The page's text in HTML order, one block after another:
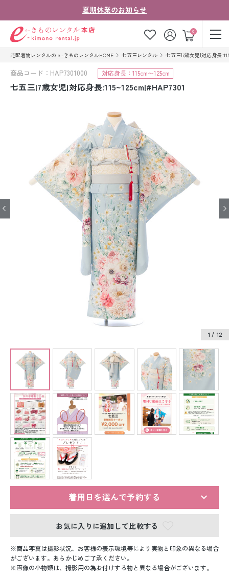
夏期休業のお知らせ
0
ゲスト
お気に入り ログイン カート
ご注文の流れ
お客様の声
お問い合わせ
法人・グループの
お客様はこちら
着物の種類から探す
訪問着・付下げレンタル
ジュニア着物レンタル
ジュニア洋装レンタル
ベビー洋装レンタル
紋付袴レンタル
留袖レンタル
スーツレンタル
色打掛&紋付袴レンタル
白無垢&紋付袴レンタル
宅配着物レンタルのｅ-きものレンタルHOME 七五三レンタル 七五三|7歳女児|対応身長
商品コード：HAP7301000 対応身長：115cm〜125cm
七五三|7歳女児|対応身長:115~125cm|#HAP7301
1 / 12
着用日を選んで予約する
お気に入りに追加して比較する
商品写真は撮影状況、お客様の表示環境等により実物と印象の異なる場合
がございます。あらかじめご了承ください。
画像の小物類は、撮影用の為お付けする物と異なる場合がございます。